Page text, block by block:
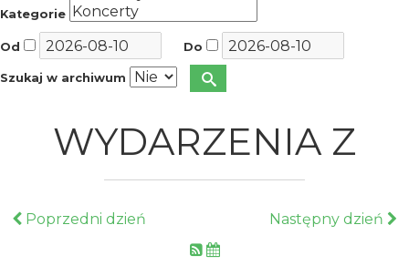
Kategorie
Od Do
Szukaj w archiwum
WYDARZENIA Z
Poprzedni dzień Następny dzień